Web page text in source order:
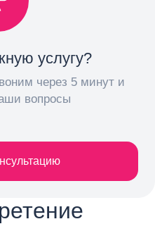
услугу?
через 5 минут и
вопросы